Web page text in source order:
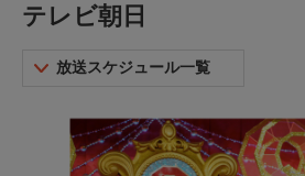
テレビ朝日
放送スケジュール一覧